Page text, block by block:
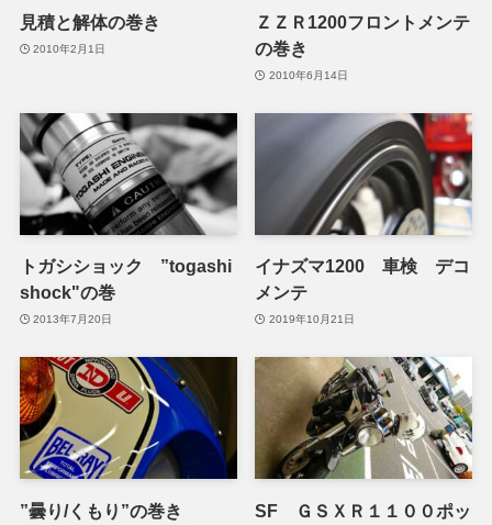
見積と解体の巻き
2010年2月1日
ＺＺＲ1200フロントメンテ
の巻き
2010年6月14日
トガシショック ”togashi
shock"の巻
2013年7月20日
イナズマ1200 車検 デコ
メンテ
2019年10月21日
”曇り/くもり”の巻き
SF ＧＳＸＲ１１００ポッ